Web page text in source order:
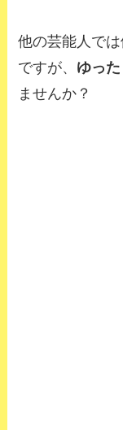
他の芸能人で
ですが、 ゆっ
ませんか？